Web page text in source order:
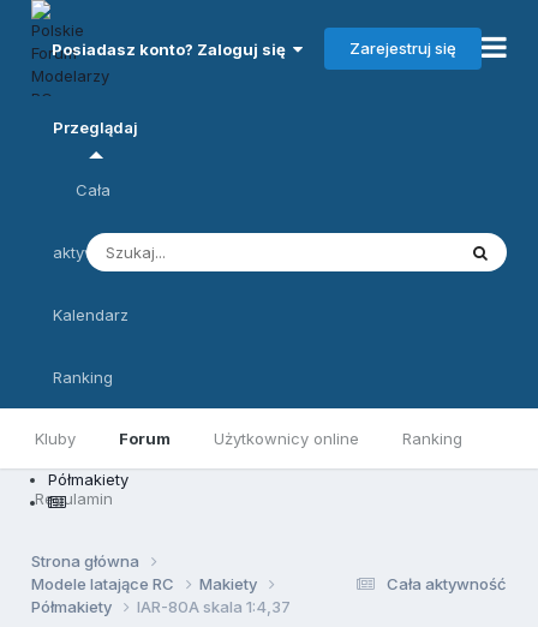
Posiadasz konto? Zaloguj się Zarejestruj się
Przeglądaj
Kluby Forum Użytkownicy online Ranking
Regulamin
Cała
aktywność
Kalendarz
Ranking
Półmakiety
Cała aktywność
Strona główna
Modele latające RC
Makiety
Półmakiety
IAR-80A skala 1:4,37